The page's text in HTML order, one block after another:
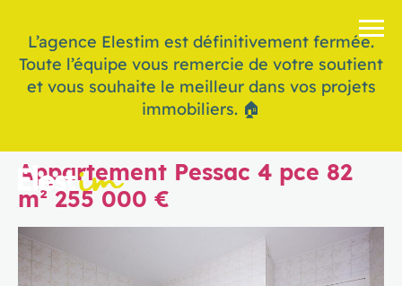
L’agence Elestim est définitivement fermée.
Toute l’équipe vous remercie de votre soutient
et vous souhaite le meilleur dans vos projets
immobiliers. 🏠
Appartement Pessac 4 pce 82
m² 255 000 €